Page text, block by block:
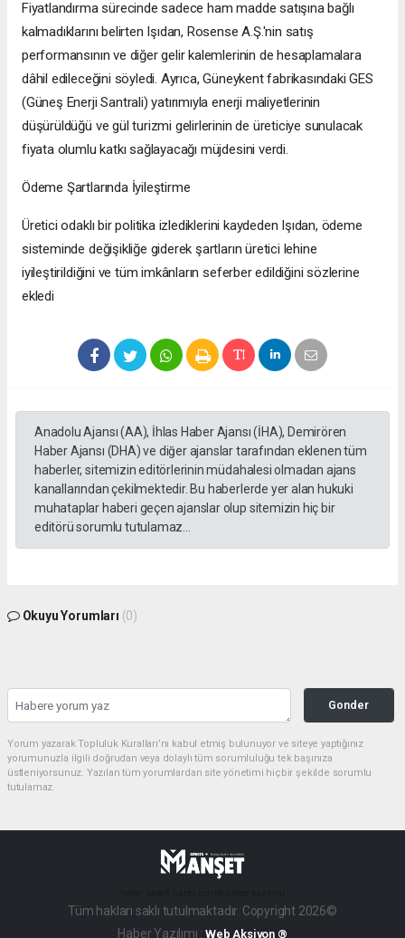
Fiyatlandırma sürecinde sadece ham madde satışına bağlı
kalmadıklarını belirten Işıdan, Rosense A.Ş.'nin satış
performansının ve diğer gelir kalemlerinin de hesaplamalara
dâhil edileceğini söyledi. Ayrıca, Güneykent fabrikasındaki GES
(Güneş Enerji Santrali) yatırımıyla enerji maliyetlerinin
düşürüldüğü ve gül turizmi gelirlerinin de üreticiye sunulacak
fiyata olumlu katkı sağlayacağı müjdesini verdi.
​Ödeme Şartlarında İyileştirme
Üretici odaklı bir politika izlediklerini kaydeden Işıdan, ödeme
sisteminde değişikliğe giderek şartların üretici lehine
iyileştirildiğini ve tüm imkânların seferber edildiğini sözlerine
ekledi
Anadolu Ajansı (AA), İhlas Haber Ajansı (İHA), Demirören
Haber Ajansı (DHA) ve diğer ajanslar tarafından eklenen tüm
haberler, sitemizin editörlerinin müdahalesi olmadan ajans
kanallarından çekilmektedir. Bu haberlerde yer alan hukuki
muhataplar haberi geçen ajanslar olup sitemizin hiç bir
editörü sorumlu tutulamaz...
Okuyu Yorumları (0)
Gonder
Yorum yazarak Topluluk Kuralları’nı kabul etmiş bulunuyor ve siteye yaptığınız
yorumunuzla ilgili doğrudan veya dolaylı tüm sorumluluğu tek başınıza
üstleniyorsunuz. Yazılan tüm yorumlardan site yönetimi hiçbir şekilde sorumlu
tutulamaz.
Tüm hakları saklı tutulmaktadır. Copyright 2026©
Haber Yazılımı :Web Aksiyon ®